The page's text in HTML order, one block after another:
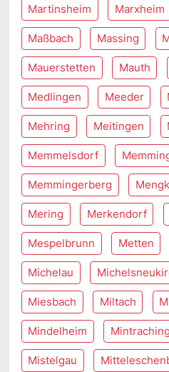
Martinsheim Marxheim
Maßbach Massing
Mauerstetten Mauth
Medlingen Meeder
Mehring Meitingen
Memmelsdorf
Memmingerberg
Mering Merkendorf
Mespelbrunn Metten
Michelau
Miesbach Miltach
Mindelheim Mintraching
Mistelgau